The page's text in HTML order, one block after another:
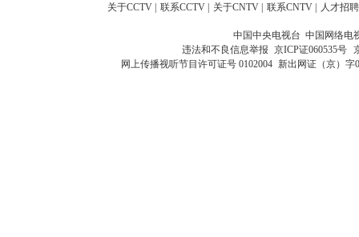
关于CCTV | 联系CCTV | 关于CNTV | 联系CNTV | 人才招聘
中国中央电视台 中国网络电
违法和不良信息举报 京ICP证060535号
网上传播视听节目许可证号 0102004 新出网证（京）